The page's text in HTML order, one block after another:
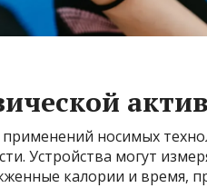
носимых
Устройства могут
калории и время,